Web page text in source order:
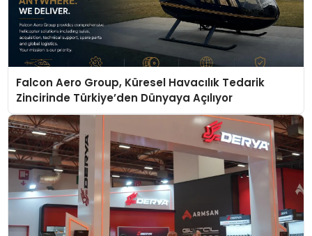
Falcon Aero Group, Küresel Havacılık Tedarik
Zincirinde Türkiye’den Dünyaya Açılıyor